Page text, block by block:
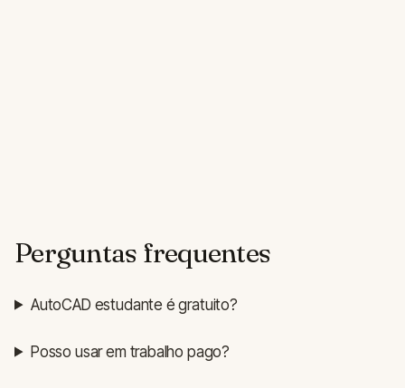
Perguntas frequentes
AutoCAD estudante é gratuito?
Posso usar em trabalho pago?